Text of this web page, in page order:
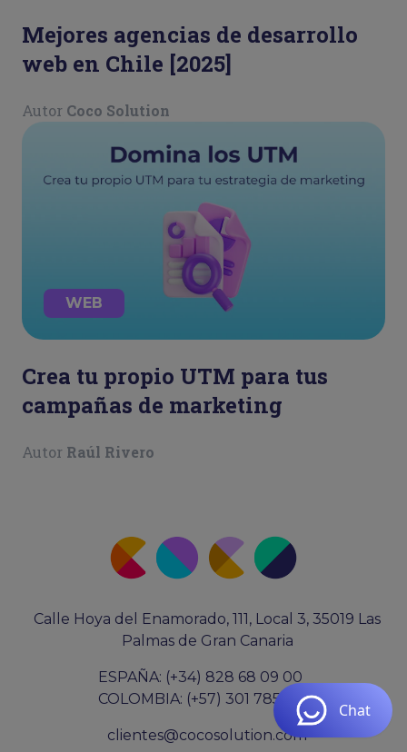
Mejores agencias de desarrollo
web en Chile [2025]
Autor Coco Solution
WEB
Crea tu propio UTM para tus
campañas de marketing
Autor Raúl Rivero
Calle Hoya del Enamorado, 111, Local 3, 35019 Las
Palmas de Gran Canaria
ESPAÑA: (+34) 828 68 09 00
COLOMBIA: (+57) 301 7855687
clientes@cocosolution.com